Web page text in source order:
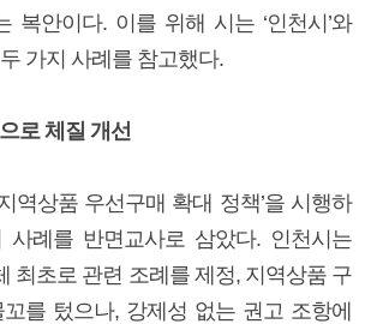
복안이다. 이를 위해 시는 ‘인천시’와
두 가지 사례를 참고했다.
으로 체질 개선
역상품 우선구매 확대 정책’을 시행하
사례를 반면교사로 삼았다. 인천시는
최초로 관련 조례를 제정, 지역상품 구
를 텄으나, 강제성 없는 권고 조항에